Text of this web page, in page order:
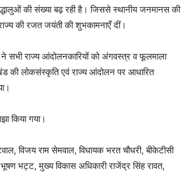
की संख्या बढ़ रही है। जिससे स्थानीय जनमानस की
की रजत जयंती की शुभकामनाएँ दीं।
सभी राज्य आंदोलनकारियों को अंगवस्त्र व फूलमाला
की लोकसंस्कृति एवं राज्य आंदोलन पर आधारित
किया गया।
विजय राम सेमवाल, विधायक भरत चौधरी, बीकेटीसी
भूषण भट्ट, मुख्य विकास अधिकारी राजेंद्र सिंह रावत,